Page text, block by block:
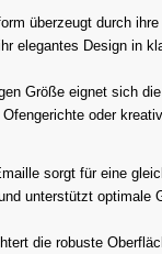
überzeugt durch
elegantes Design in
Größe eignet sich
oder
sorgt für eine
unterstützt optimale
die robuste